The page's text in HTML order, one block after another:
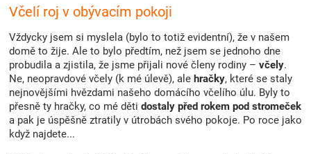
c
í
p
r
v
k
y
v
ý
p
n
Včelí roj v obývacím pokoji
Vždycky jsem si myslela (bylo to totiž evidentní), že v našem
domě to žije. Ale to bylo předtím, než jsem se jednoho dne
probudila a zjistila, že jsme přijali nové členy rodiny – včely.
Ne, neopravdové včely (k mé úlevě), ale hračky, které se staly
nejnovějšími hvězdami našeho domácího včelího úlu. Byly to
přesně ty hračky, co mé děti dostaly před rokem pod stromeček
a pak je úspěšně ztratily v útrobách svého pokoje. Po roce jako
když najdete...